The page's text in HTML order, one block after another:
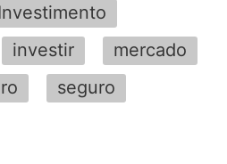
investir
mercado
seguro